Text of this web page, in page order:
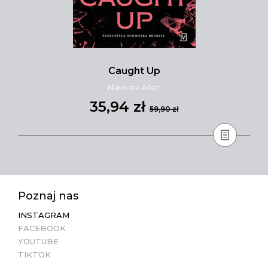
Caught Up
Navessa Allen
35,94 zł 59,90 zł
Poznaj nas
INSTAGRAM
FACEBOOK
YOUTUBE
TIKTOK